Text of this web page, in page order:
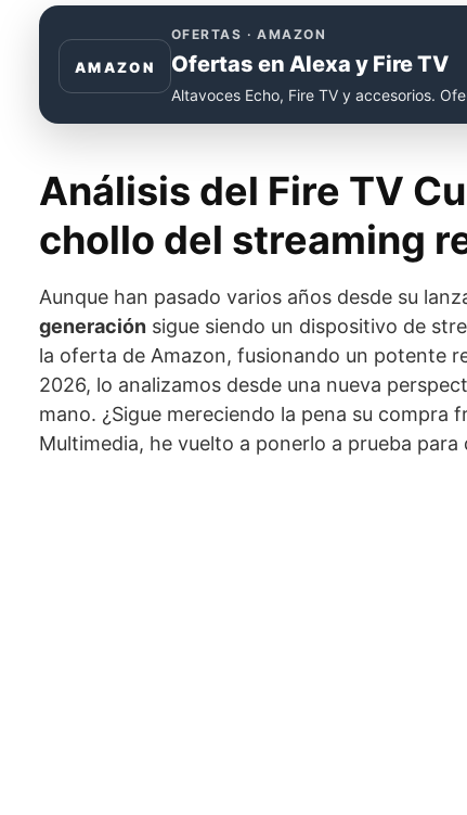
AMAZON
OFERTAS · AMAZON
Ofertas en Alexa y Fire TV
Altavoces Echo, Fire TV y accesorios.
Análisis del Fire TV
chollo del streaming
Aunque han pasado varios años desde su
generación sigue siendo un dispositivo de
la oferta de Amazon, fusionando un potente
2026, lo analizamos desde una nueva
mano. ¿Sigue mereciendo la pena su compra
Multimedia, he vuelto a ponerlo a prueba